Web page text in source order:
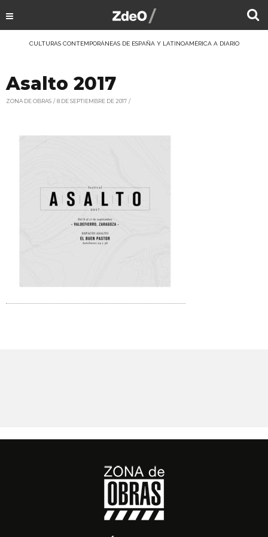
CULTURAS CONTEMPORÁNEAS DE ESPAÑA Y LATINOAMÉRICA A DIARIO
Asalto 2017
ZONA DE OBRAS 8 DE SEPTIEMBRE DE 2017